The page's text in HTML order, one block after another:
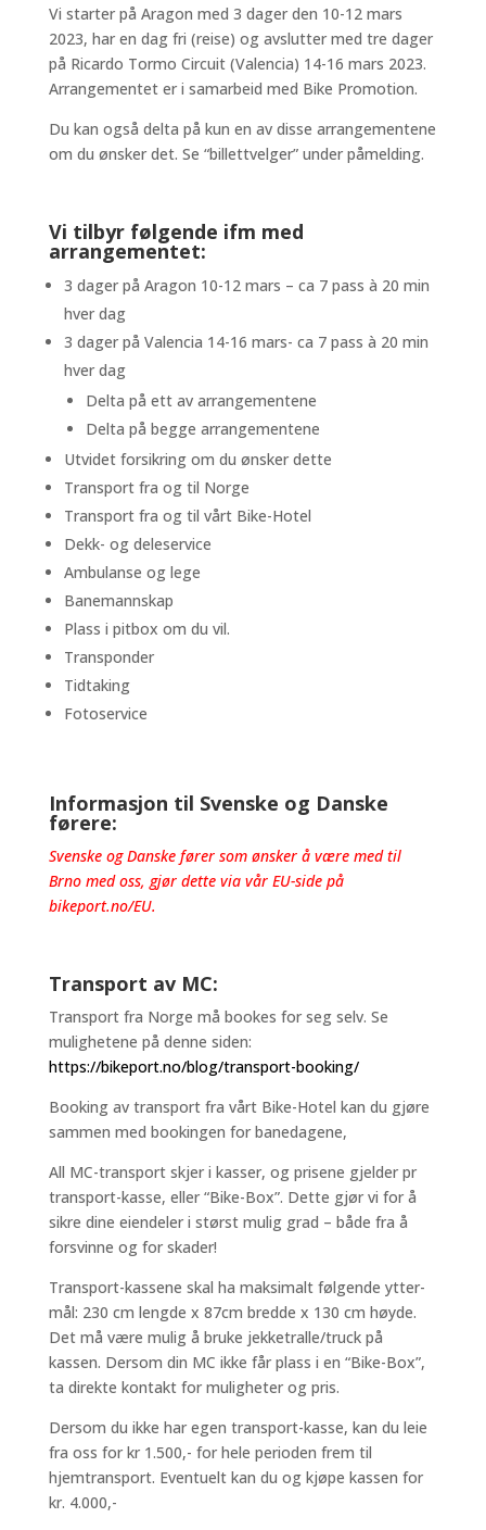
Vi starter på Aragon med 3 dager den 10-12 mars
2023, har en dag fri (reise) og avslutter med tre dager
på Ricardo Tormo Circuit (Valencia) 14-16 mars 2023.
Arrangementet er i samarbeid med Bike Promotion.
Du kan også delta på kun en av disse arrangementene
om du ønsker det. Se “billettvelger” under påmelding.
Vi tilbyr følgende ifm med
arrangementet:
3 dager på Aragon 10-12 mars – ca 7 pass à 20 min
hver dag
3 dager på Valencia 14-16 mars- ca 7 pass à 20 min
hver dag
Delta på ett av arrangementene
Delta på begge arrangementene
Utvidet forsikring om du ønsker dette
Transport fra og til Norge
Transport fra og til vårt Bike-Hotel
Dekk- og deleservice
Ambulanse og lege
Banemannskap
Plass i pitbox om du vil.
Transponder
Tidtaking
Fotoservice
Informasjon til Svenske og Danske
førere:
Svenske og Danske fører som ønsker å være med til
Brno med oss, gjør dette via vår EU-side på
bikeport.no/EU.
Transport av MC:
Transport fra Norge må bookes for seg selv. Se
mulighetene på denne siden:
https://bikeport.no/blog/transport-booking/
Booking av transport fra vårt Bike-Hotel kan du gjøre
sammen med bookingen for banedagene,
All MC-transport skjer i kasser, og prisene gjelder pr
transport-kasse, eller “Bike-Box”. Dette gjør vi for å
sikre dine eiendeler i størst mulig grad – både fra å
forsvinne og for skader!
Transport-kassene skal ha maksimalt følgende ytter-
mål: 230 cm lengde x 87cm bredde x 130 cm høyde.
Det må være mulig å bruke jekketralle/truck på
kassen. Dersom din MC ikke får plass i en “Bike-Box”,
ta direkte kontakt for muligheter og pris.
Dersom du ikke har egen transport-kasse, kan du leie
fra oss for kr 1.500,- for hele perioden frem til
hjemtransport. Eventuelt kan du og kjøpe kassen for
kr. 4.000,-